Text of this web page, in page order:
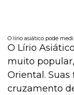
O lírio asiático pode
O Lírio
muito
Oriental.
cruzamento